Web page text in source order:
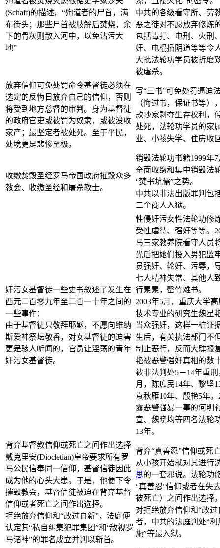
(Schaff)的描述，“殉道者的尸首，满
布街头；那些尸首被肢解后焚烧，余
下的骨灰则散入河中，以免沾污大
地”
中共的各级看守所、劳
恶之徒对不愿放弃修炼
包括毒打、电刑、火刑
奸、电棍插阴道等等令
大批法轮功学员被折磨
被虐杀。
放弃信仰可免处罚命令基督徒必须在
选定的反悔日放弃自己的信仰，否则
将受到地方总督的审判。身为基督徒
的政府官吏或被罚为奴隶，或被没收
家产；最坚定者被处死。至于平民，
处境更是悲惨至极。
写“三书”可免处罚逼迫
（悔过书，保证书等）
款抄家剥夺生存权利，
处死，法轮功学员的家
业、小孩失学、住房收
收缴焚毁圣经罗马帝国政府摧毁众多
教会、收缴圣经和屠杀教士。
销毁法轮功书籍1999年
全面收缴和集中销毁法
“焚书坑儒”之势。
中共以非法出版罪判包
二个商人入狱。
奸污女基督徒一些史书叙述了发生在
西元二百零九年至二百一十年之间的
一些事件：
由于基督徒只敬拜耶稣，不愿向维纳
斯爱神祭坛敬香，对女基督徒的迫害
更是骇人听闻的，官员让淫荡的青年
奸污女基督徒。
性侵奸污女性法轮功修
受性虐待、强奸等等。
马三家教养院看守人员
光后把她们投入男犯
员强奸、轮奸、污辱，
七人精神失常、其他
行累累，罄竹难书。
2003年5月，重庆大学
技术专业的研究生魏星
当众强奸，这样一桩证
生后，有关执法部门不
制止恶行，反而大肆报
艳被恶警强奸真相的数
被非法判处5－14年重刑
月，陈庶民14年、黎坚
袁秋雁10年、殷艳5年
露恶警强暴一事的何明
宣、魏晓均等四名法轮
13年。
背弃基督教信仰或死亡之间作出选择
戴克里安(Diocletian)皇帝要求所有罗
马公民信奉同一信仰，基督信徒因此
成为他的心头大患。于是，他便下令
摧毁教会，基督信徒被迫在背弃基督
信仰或者死亡之间作出选择。
拒绝放弃信仰和“改过自新”，法庭便
认定其“私自纠集犯罪集团”和“敌视罗
马诸神”的罪名成立并判以斩首。
背弃“真善忍”信仰或死
从小孩开始就对其进行
思的一套邪说。法轮功
“真善忍”信仰或者在失
被死亡）之间作出选择
对拒绝放弃信仰和“改
者，中共的法庭判处“利
施”等最入狱。